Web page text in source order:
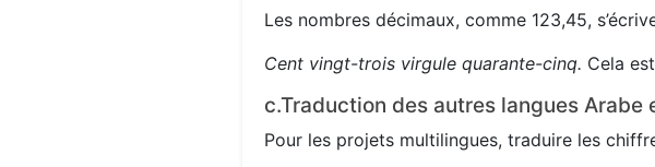
Les nombres décimaux, comme 123,45,
Cent vingt-trois virgule quarante-cinq. Cela
c.Traduction des autres langues Arabe
Pour les projets multilingues, traduire les